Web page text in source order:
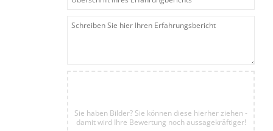
Sie haben Bilder? Sie können diese hierher ziehen -
damit wird Ihre Bewertung noch aussagekräftiger!